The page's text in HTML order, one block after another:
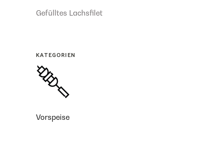
Gefülltes Lachsfilet
KATEGORIEN
Vorspeise